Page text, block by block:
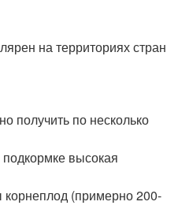
на территориях стран
получить по несколько
высокая
(примерно 200-